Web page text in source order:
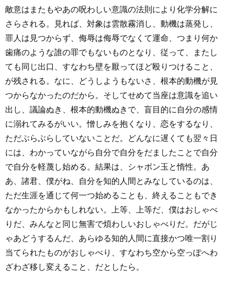
敵意はまたもやあの呪わしい意識の法則により化学分解に
さらされる。見れば、対象は雲散霧消し、動機は蒸発し、
罪人は見つからず、侮辱は侮辱でなくて運命、つまり何か
歯痛のような誰の罪でもないものとなり、従って、またし
ても同じ出口、すなわち壁を厭ってほど殴りつけること、
が残される。なに、どうしようもないさ、根本的動機が見
つからなかったのだから。そしてせめて当座は意識を追い
出し、議論ぬき、根本的動機ぬきで、盲目的に自分の感情
に溺れてみるがいい。憎しみを抱くなり、恋をするなり、
ただぶらぶらしていないことだ。どんなに遅くても翌々日
には、わかっていながら自分で自分をだましたことで自分
で自分を軽蔑し始める。結果は、シャボン玉と惰性。あ
あ、諸君、僕がね、自分を知的人間とみなしているのは、
ただ生涯を通じて何一つ始めることも、終えることもでき
なかったからかもしれない。上等、上等だ、僕はおしゃべ
りだ、みんなと同じ無害で煩わしいおしゃべりだ。だがじ
ゃあどうするんだ、あらゆる知的人間に直接かつ唯一割り
当てられたものがおしゃべり、すなわち空から空っぽへわ
ざわざ移し変えること、だとしたら。